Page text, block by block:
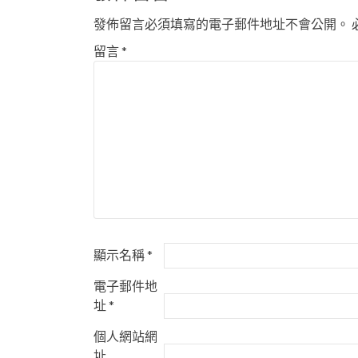
發佈留言必須填寫的電子郵件地址不會公開。
留言*
顯示名稱*
電子郵件地
址*
個人網站網